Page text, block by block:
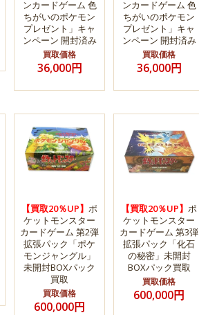
ンカードゲーム 色
ちがいのポケモン
プレゼント」キャ
ンペーン 開封済み
買取価格
36,000円
ンカードゲーム 色
ちがいのポケモン
プレゼント」キャ
ンペーン 開封済み
買取価格
36,000円
【買取20％UP】 ポ
ケットモンスター
カードゲーム 第2弾
拡張パック「ポケ
モンジャングル」
未開封BOXパック
買取
買取価格
600,000円
【買取20％UP】 ポ
ケットモンスター
カードゲーム 第3弾
拡張パック「化石
の秘密」未開封
BOXパック買取
買取価格
600,000円